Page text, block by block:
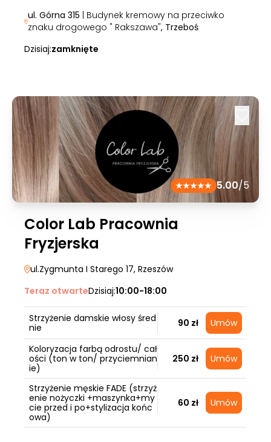
ul. Górna 315 | Budynek kremowy na przeciwko
znaku drogowego " Rakszawa", Trzeboś
Dzisiaj:zamknięte
5.00/5
Color Lab Pracownia
Fryzjerska
ul.Zygmunta I Starego 17, Rzeszów
Teraz otwarteDzisiaj:10:00-18:00
Strzyżenie damskie włosy śred
nie
90 zł Umów
Koloryzacja farbą odrostu/ cał
ości (ton w ton/ przyciemnian
ie)
250 zł Umów
Strzyżenie męskie FADE (strzyż
enie nożyczki +maszynka+my
cie przed i po+stylizacja końc
owa)
60 zł Umów